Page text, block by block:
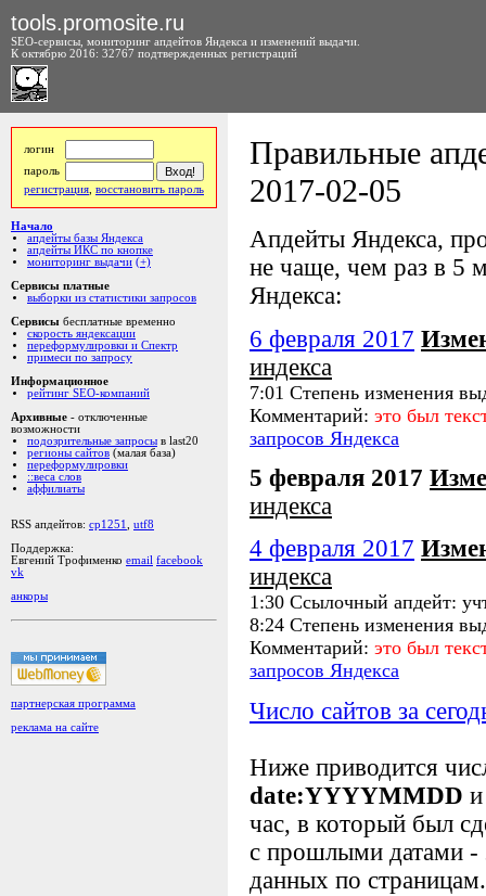
tools.promosite.ru
SEO-сервисы, мониторинг апдейтов Яндекса и изменений выдачи.
К октябрю 2016: 32767 подтвержденных регистраций
логин
пароль
регистрация восстановить пароль
Начало
апдейты базы Яндекса
апдейты ИКС по кнопке
мониторинг выдачи (+)
Сервисы платные
выборки из статистики запросов
Сервисы бесплатные временно
скорость яндексации
переформулировки и Спектр
примеси по запросу
Информационное
рейтинг SEO-компаний
Архивные - отключенные
возможности
подозрительные запросы в last20
регионы сайтов (малая база)
переформулировки
::веса слов
аффилиаты
RSS апдейтов: cp1251
utf8
Поддержка:
Евгений Трофименко email facebook
vk
анкоры
партнерская программа
реклама на сайте
Правильные
2017-02-05
Апдейты Яндекса,
не чаще, чем раз в 5
Яндекса:
6 февраля 2017
индекса
7:01 Степень изменения
Комментарий: это был
запросов Яндекса
5 февраля 2017
индекса
4 февраля 2017
индекса
1:30 Ссылочный апдейт:
8:24 Степень изменения
Комментарий: это был
запросов Яндекса
Число сайтов за
Ниже приводится
date:YYYYMMDD
час, в который был
с прошлыми датами -
данных по страницам.